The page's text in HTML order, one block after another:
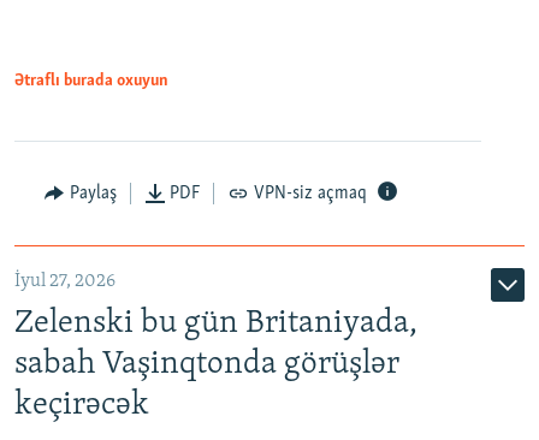
Ətraflı burada oxuyun
Paylaş PDF VPN-siz açmaq
İyul 27, 2026
Zelenski bu gün Britaniyada,
sabah Vaşinqtonda görüşlər
keçirəcək